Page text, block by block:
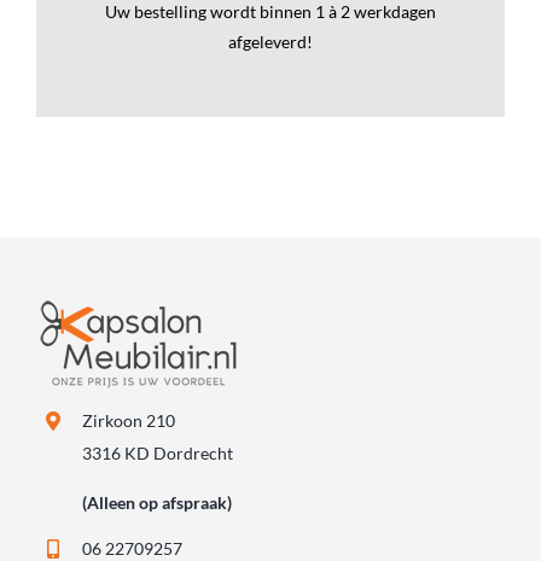
Uw bestelling wordt binnen 1 à 2 werkdagen
afgeleverd!
Zirkoon 210
3316 KD Dordrecht
(Alleen op afspraak)
06 22709257